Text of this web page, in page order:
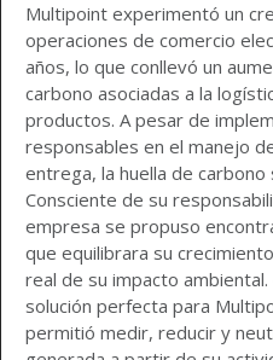
Multipoint experimentó un
operaciones de comercio
años, lo que conllevó un
carbono asociadas a la
productos. A pesar de
responsables en el manejo
entrega, la huella de
Consciente de su
empresa se propuso
que equilibrara su
real de su impacto
solución perfecta para
permitió medir, reducir y